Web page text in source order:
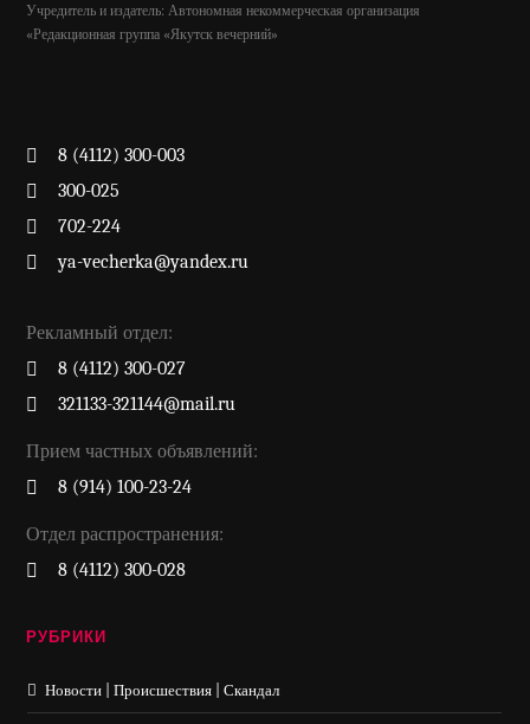
Учредитель и издатель: Автономная некоммерческая организация
«Редакционная группа «Якутск вечерний»
8 (4112) 300-003
300-025
702-224
ya-vecherka@yandex.ru
Рекламный отдел:
8 (4112) 300-027
321133-321144@mail.ru
Прием частных объявлений:
8 (914) 100-23-24
Отдел распространения:
8 (4112) 300-028
РУБРИКИ
Новости | Происшествия | Скандал